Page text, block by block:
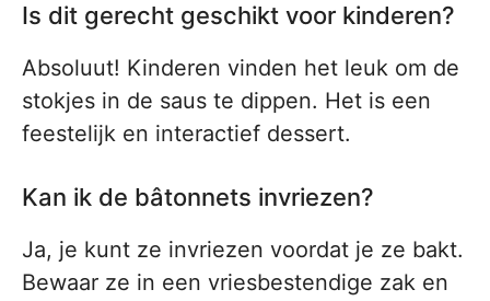
Is dit gerecht geschikt voor kinderen?
Absoluut! Kinderen vinden het leuk om de
stokjes in de saus te dippen. Het is een
feestelijk en interactief dessert.
Kan ik de bâtonnets invriezen?
Ja, je kunt ze invriezen voordat je ze bakt.
Bewaar ze in een vriesbestendige zak en